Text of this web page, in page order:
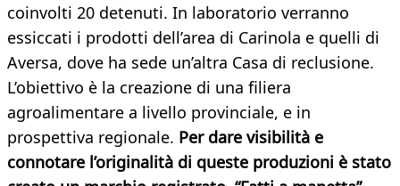
coinvolti 20 detenuti. In laboratorio verranno
essiccati i prodotti dell’area di Carinola e quelli di
Aversa, dove ha sede un’altra Casa di reclusione.
L’obiettivo è la creazione di una filiera
agroalimentare a livello provinciale, e in
prospettiva regionale. Per dare visibilità e
connotare l’originalità di queste produzioni è stato